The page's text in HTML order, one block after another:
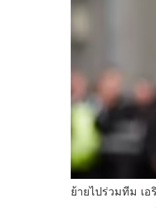
ย้ายไปร่วมทีม เ